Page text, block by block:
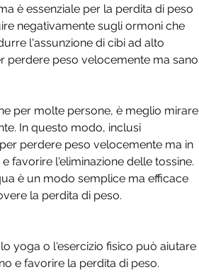
è essenziale per la perdita di peso
negativamente sugli ormoni che
l'assunzione di cibi ad alto
peso velocemente ma sano
per molte persone, è meglio mirare
In questo modo, inclusi
perdere peso velocemente ma in
favorire l'eliminazione delle tossine.
è un modo semplice ma efficace
la perdita di peso.
yoga o l'esercizio fisico può aiutare
e favorire la perdita di peso.